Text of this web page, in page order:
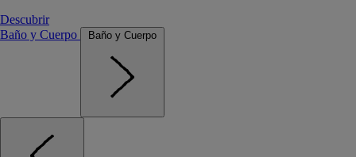
Descubrir
Baño y Cuerpo
Baño y Cuerpo